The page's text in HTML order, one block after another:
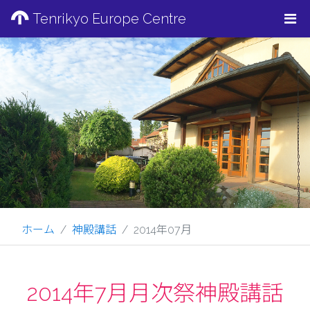
Tenrikyo Europe Centre
ホーム 神殿講話 2014年07月
2014年7月月次祭神殿講話